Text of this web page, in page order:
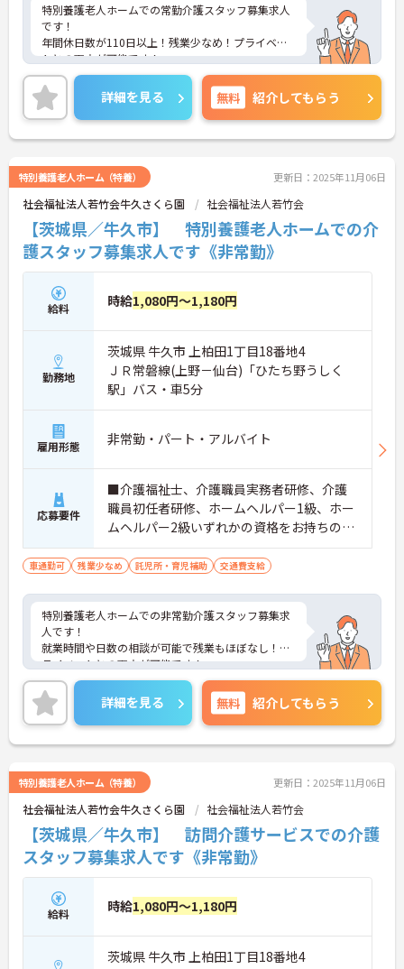
特別養護老人ホームでの常勤介護スタッフ募集求人
です！
年間休日数が110日以上！残業少なめ！プライベー
トとの両立が可能です！
託児所の完備や育児休暇取得実績など子育て支援も
充実しています。
ご興味ある方には、面接のポイントなど、さらに詳
細をお話致しますのでお気軽にご相談ください。
詳細を見る 無料 紹介してもらう
特別養護老人ホーム（特養） 更新日：2025年11月06日
社会福祉法人若竹会牛久さくら園 社会福祉法人若竹会
【茨城県／牛久市】 特別養護老人ホームでの介
護スタッフ募集求人です《非常勤》
給料 時給1,080円～1,180円
勤務地
茨城県 牛久市 上柏田1丁目18番地4
ＪＲ常磐線(上野－仙台)「ひたち野うしく
駅」バス・車5分
雇用形態 非常勤・パート・アルバイト
応募要件
■介護福祉士、介護職員実務者研修、介護
職員初任者研修、ホームヘルパー1級、ホー
ムヘルパー2級いずれかの資格をお持ちの方
■老人介護経験
車通勤可 残業少なめ 託児所・育児補助 交通費支給
特別養護老人ホームでの非常勤介護スタッフ募集求
人です！
就業時間や日数の相談が可能で残業もほぼなし！プ
ライベートとの両立が可能です！
託児所の完備や育児休暇取得実績など子育て支援も
充実しています。
ご興味ある方には、面接のポイントなど、さらに詳
細をお話致しますのでお気軽にご相談ください。
詳細を見る 無料 紹介してもらう
特別養護老人ホーム（特養） 更新日：2025年11月06日
社会福祉法人若竹会牛久さくら園 社会福祉法人若竹会
【茨城県／牛久市】 訪問介護サービスでの介護
スタッフ募集求人です《非常勤》
給料 時給1,080円～1,180円
茨城県 牛久市 上柏田1丁目18番地4